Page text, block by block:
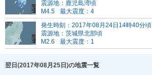
震源地：鹿児島湾頃
M4.5
最大震度：4
発生時刻：2017年08月24日14時40分頃
震源地：茨城県北部頃
M2.6
最大震度：1
翌日(2017年08月25日)の地震一覧